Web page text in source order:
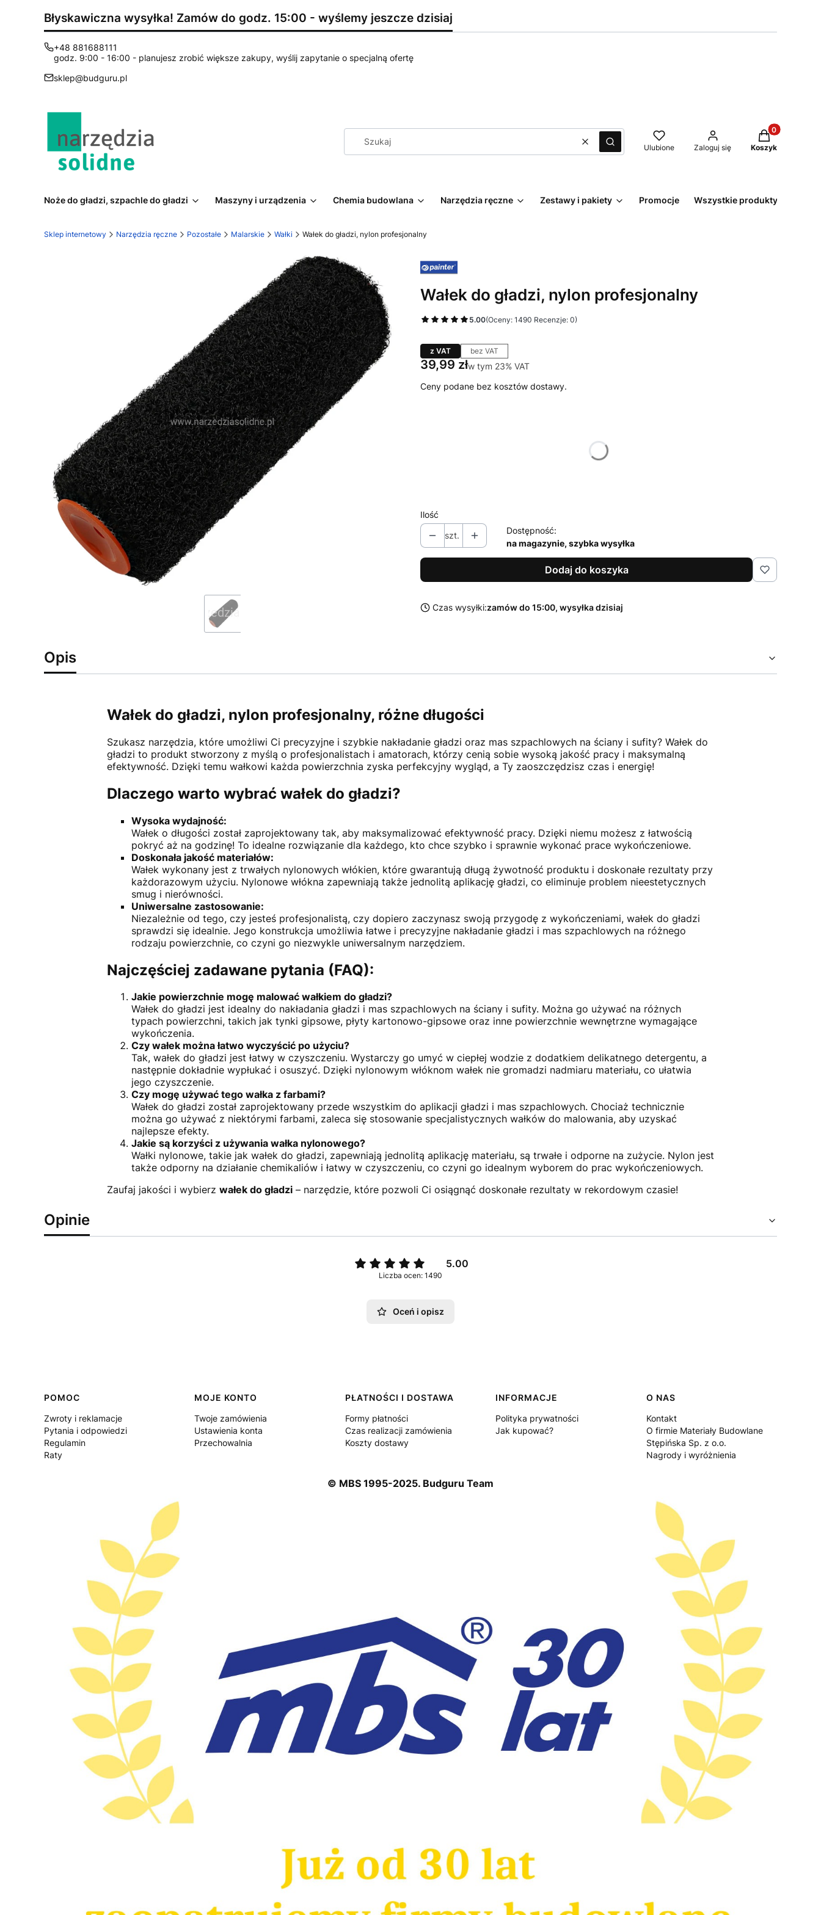
Błyskawiczna wysyłka! Zamów do godz. 15:00 - wyślemy jeszcze dzisiaj
+48 881688111
godz. 9:00 - 16:00 - planujesz zrobić większe zakupy, wyślij zapytanie o specjalną ofertę
sklep@budguru.pl
WyczyśćSzukaj Ulubione Zaloguj się
Produkty w
Koszyk
Noże do gładzi, szpachle do gładzi Maszyny i urządzenia Chemia budowlana Narzędzia ręczne Zestawy i pakiety Promocje Wszystkie produkty
Sklep internetowy Narzędzia ręczne Pozostałe Malarskie Wałki Wałek do gładzi, nylon profesjonalny
Wałek do gładzi, nylon profesjonalny
5.00(Oceny: 1490 Recenzje: 0)
z VAT bez VAT
Cena
39,99 złw tym 23% VAT
w tym 23% VAT
Ceny podane bez kosztów dostawy.
Ilość
szt.
Dostępność:
na magazynie, szybka wysyłka
Dodaj do koszyka
Czas wysyłki:zamów do 15:00, wysyłka dzisiaj
Opis
Wałek do gładzi, nylon profesjonalny, różne długości
Szukasz narzędzia, które umożliwi Ci precyzyjne i szybkie nakładanie gładzi oraz mas szpachlowych na ściany i sufity? Wałek do
gładzi to produkt stworzony z myślą o profesjonalistach i amatorach, którzy cenią sobie wysoką jakość pracy i maksymalną
efektywność. Dzięki temu wałkowi każda powierzchnia zyska perfekcyjny wygląd, a Ty zaoszczędzisz czas i energię!
Dlaczego warto wybrać wałek do gładzi?
Wysoka wydajność:
Wałek o długości został zaprojektowany tak, aby maksymalizować efektywność pracy. Dzięki niemu możesz z łatwością
pokryć aż na godzinę! To idealne rozwiązanie dla każdego, kto chce szybko i sprawnie wykonać prace wykończeniowe.
Doskonała jakość materiałów:
Wałek wykonany jest z trwałych nylonowych włókien, które gwarantują długą żywotność produktu i doskonałe rezultaty przy
każdorazowym użyciu. Nylonowe włókna zapewniają także jednolitą aplikację gładzi, co eliminuje problem nieestetycznych
smug i nierówności.
Uniwersalne zastosowanie:
Niezależnie od tego, czy jesteś profesjonalistą, czy dopiero zaczynasz swoją przygodę z wykończeniami, wałek do gładzi
sprawdzi się idealnie. Jego konstrukcja umożliwia łatwe i precyzyjne nakładanie gładzi i mas szpachlowych na różnego
rodzaju powierzchnie, co czyni go niezwykle uniwersalnym narzędziem.
Najczęściej zadawane pytania (FAQ):
Jakie powierzchnie mogę malować wałkiem do gładzi?
Wałek do gładzi jest idealny do nakładania gładzi i mas szpachlowych na ściany i sufity. Można go używać na różnych
typach powierzchni, takich jak tynki gipsowe, płyty kartonowo-gipsowe oraz inne powierzchnie wewnętrzne wymagające
wykończenia.
Czy wałek można łatwo wyczyścić po użyciu?
Tak, wałek do gładzi jest łatwy w czyszczeniu. Wystarczy go umyć w ciepłej wodzie z dodatkiem delikatnego detergentu, a
następnie dokładnie wypłukać i osuszyć. Dzięki nylonowym włóknom wałek nie gromadzi nadmiaru materiału, co ułatwia
jego czyszczenie.
Czy mogę używać tego wałka z farbami?
Wałek do gładzi został zaprojektowany przede wszystkim do aplikacji gładzi i mas szpachlowych. Chociaż technicznie
można go używać z niektórymi farbami, zaleca się stosowanie specjalistycznych wałków do malowania, aby uzyskać
najlepsze efekty.
Jakie są korzyści z używania wałka nylonowego?
Wałki nylonowe, takie jak wałek do gładzi, zapewniają jednolitą aplikację materiału, są trwałe i odporne na zużycie. Nylon jest
także odporny na działanie chemikaliów i łatwy w czyszczeniu, co czyni go idealnym wyborem do prac wykończeniowych.
Zaufaj jakości i wybierz wałek do gładzi– narzędzie, które pozwoli Ci osiągnąć doskonałe rezultaty w rekordowym czasie!
Opinie
5.00
Liczba ocen: 1490
Oceń i opisz
Linki w stopce
POMOC
Zwroty i reklamacje
Pytania i odpowiedzi
Regulamin
Raty
MOJE KONTO
Twoje zamówienia
Ustawienia konta
Przechowalnia
PŁATNOŚCI I DOSTAWA
Formy płatności
Czas realizacji zamówienia
Koszty dostawy
INFORMACJE
Polityka prywatności
Jak kupować?
O NAS
Kontakt
O firmie Materiały Budowlane
Stępińska Sp. z o.o.
Nagrody i wyróżnienia
© MBS 1995-2025. Budguru Team